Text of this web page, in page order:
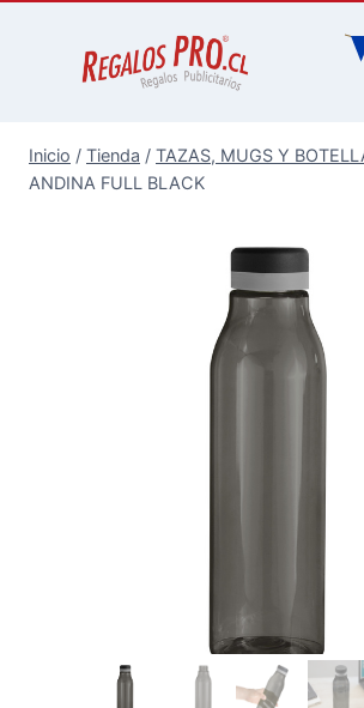
Inicio / Tienda / TAZAS, MUGS Y
ANDINA FULL BLACK